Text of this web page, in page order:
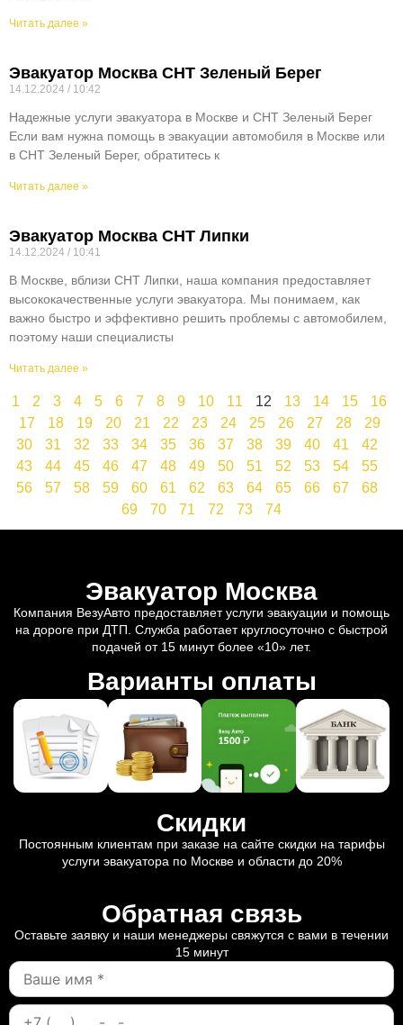
Читать далее »
Эвакуатор Москва СНТ Зеленый Берег
14.12.2024 10:42
Надежные услуги эвакуатора в Москве и СНТ Зеленый Берег
Если вам нужна помощь в эвакуации автомобиля в Москве или
в СНТ Зеленый Берег, обратитесь к
Читать далее »
Эвакуатор Москва СНТ Липки
14.12.2024 10:41
В Москве, вблизи СНТ Липки, наша компания предоставляет
высококачественные услуги эвакуатора. Мы понимаем, как
важно быстро и эффективно решить проблемы с автомобилем,
поэтому наши специалисты
Читать далее »
1 2 3 4 5 6 7 8 9 10 11 12 13 14 15
16
17
18 19 20 21 22 23 24 25 26 27 28
29
30
31 32 33 34 35 36 37 38 39 40 41
42
43
44 45 46 47 48 49 50 51 52 53 54
55
56
57 58 59 60 61 62 63 64 65 66 67
68
69
70 71 72 73 74
Эвакуатор Москва
Компания ВезуАвто предоставляет услуги эвакуации и помощь
на дороге при ДТП. Служба работает круглосуточно с быстрой
подачей от 15 минут более «10» лет.
Варианты оплаты
Скидки
Постоянным клиентам при заказе на сайте скидки на тарифы
услуги эвакуатора по Москве и области до 20%
Обратная связь
Оставьте заявку и наши менеджеры свяжутся с вами в течении
15 минут